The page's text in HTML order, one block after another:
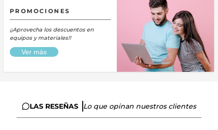
PROMOCIONES
¡¡Aprovecha los descuentos en
equipos y materiales!!
Ver más
LAS RESEÑAS Lo que opinan nuestros clientes